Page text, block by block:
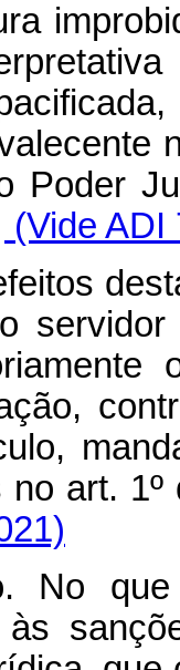
do
(Vide ADI
no
No
às